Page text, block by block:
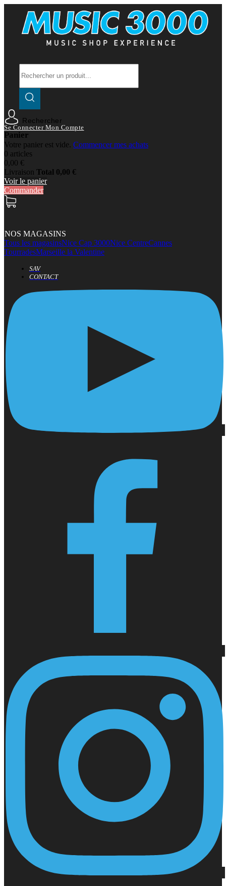
Rechercher
Se Connecter Mon Compte
Panier
Votre panier est vide. Commencer mes achats
0 articles
0,00 €
Livraison Total 0,00 €
Voir le panier
Commander
NOS MAGASINS
Tous les magasinsNice Cap 3000Nice CentreCannes
TourradesMarseille la Valentine
SAV
CONTACT